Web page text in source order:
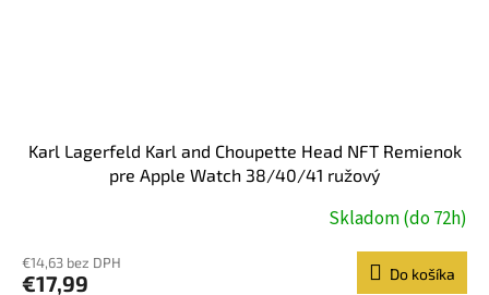
Karl Lagerfeld Karl and Choupette Head NFT Remienok
pre Apple Watch 38/40/41 ružový
Skladom (do 72h)
€14,63 bez DPH
€17,99 Do košíka